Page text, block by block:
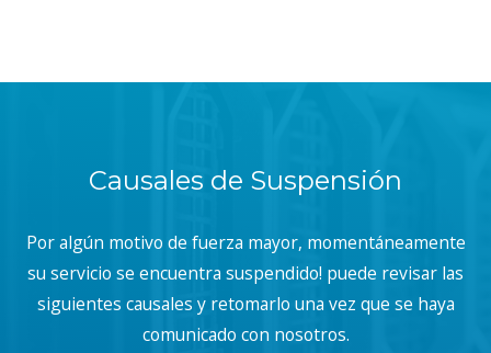
Causales de Suspensión
Por algún motivo de fuerza mayor, momentáneamente
su servicio se encuentra suspendido! puede revisar las
siguientes causales y retomarlo una vez que se haya
comunicado con nosotros.